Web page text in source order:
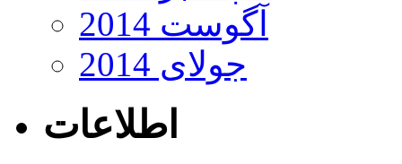
آگوست 2014
جولای 2014
اطلاعات